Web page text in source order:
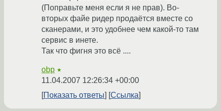
(Поправьте меня если я не прав). Во-
вторых файе ридер продаётся вместе со
сканерами, и это удобнее чем какой-то там
сервис в инете.
Так что фигня это всё ....
obp ★
11.04.2007 12:26:34 +00:00
Показать ответы
Ссылка